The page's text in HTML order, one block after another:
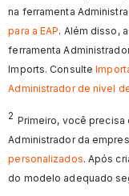
na ferramenta
para a EAP. Além disso,
ferramenta
Imports. Consulte
Administrador de nível
2 Primeiro, você precisa
Administrador da
personalizados. Após
do modelo adequado